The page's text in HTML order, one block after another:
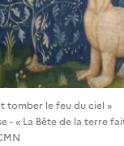
tomber le feu du ciel »
- « La Bête de la terre